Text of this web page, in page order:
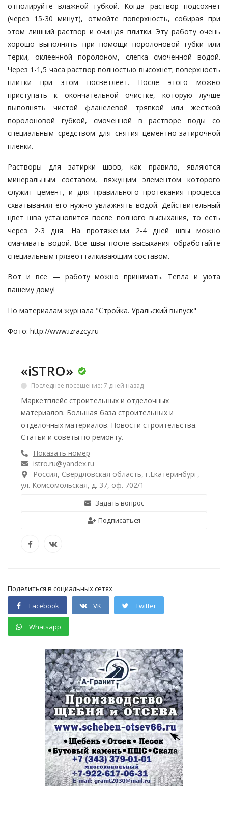
отполируйте влажной губкой. Когда раствор подсохнет
(через 15-30 минут), отмойте поверхность, собирая при
этом лишний раствор и очищая плитки. Эту работу очень
хорошо выполнять при помощи поролоновой губки или
терки, оклеенной поролоном, слегка смоченной водой.
Через 1-1,5 часа раствор полностью высохнет; поверхность
плитки при этом посветлеет. После этого можно
приступать к окончательной очистке, которую лучше
выполнять чистой фланелевой тряпкой или жесткой
поролоновой губкой, смоченной в растворе воды со
специальным средством для снятия цементно-затирочной
пленки.
Растворы для затирки швов, как правило, являются
минеральным составом, вяжущим элементом которого
служит цемент, и для правильного протекания процесса
схватывания его нужно увлажнять водой. Действительный
цвет шва установится после полного высыхания, то есть
через 2-3 дня. На протяжении 2-4 дней швы можно
смачивать водой. Все швы после высыхания обработайте
специальным грязеотталкивающим составом.
Вот и все — работу можно принимать. Тепла и уюта
вашему дому!
По материалам журнала "Стройка. Уральский выпуск"
Фото: http://www.izrazcy.ru
«iSTRO»
Последнее посещение: 7 дней назад
Маркетплейс строительных и отделочных
материалов. Большая база строительных и
отделочных материалов. Новости строительства.
Статьи и советы по ремонту.
Показать номер
istro.ru@yandex.ru
Россия, Свердловская область, г.Екатеринбург,
ул. Комсомольская, д. 37, оф. 702/1
Задать вопрос
Подписаться
Поделиться в социальных сетях
Facebook
VK Twitter
Whatsapp